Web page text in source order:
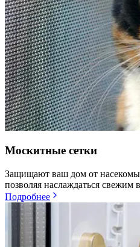
Москитные сетки
Защищают ваш дом от
позволяя наслаждаться свежим
Подробнее